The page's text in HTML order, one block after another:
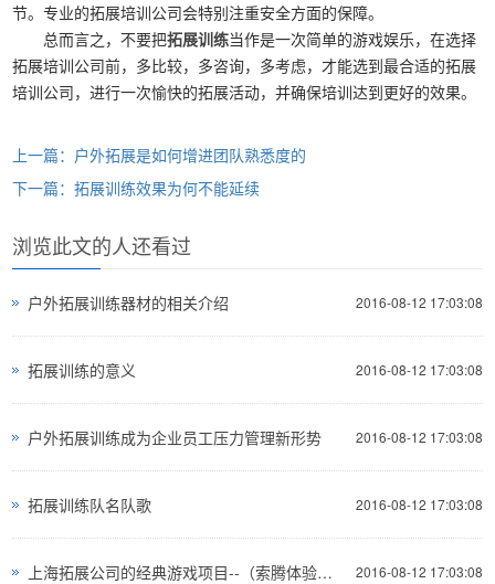
节。专业的拓展培训公司会特别注重安全方面的保障。
总而言之，不要把拓展训练当作是一次简单的游戏娱乐，在选择
拓展培训公司前，多比较，多咨询，多考虑，才能选到最合适的拓展
培训公司，进行一次愉快的拓展活动，并确保培训达到更好的效果。
上一篇：户外拓展是如何增进团队熟悉度的
下一篇：拓展训练效果为何不能延续
浏览此文的人还看过
2016-08-12 17:03:08
户外拓展训练器材的相关介绍
2016-08-12 17:03:08
拓展训练的意义
2016-08-12 17:03:08
户外拓展训练成为企业员工压力管理新形势
2016-08-12 17:03:08
拓展训练队名队歌
2016-08-12 17:03:08
上海拓展公司的经典游戏项目--（索腾体验推荐）